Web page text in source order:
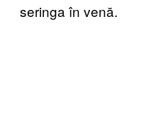
seringa în venă.